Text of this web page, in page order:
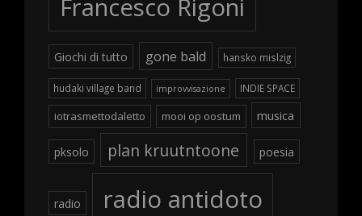
Francesco Rigoni
Giochi di tutto gone bald hansko mislzig
hudaki village band improvvisazione INDIE SPACE
iotrasmettodaletto mooi op oostum musica
pksolo plan kruutntoone poesia
radio radio antidoto